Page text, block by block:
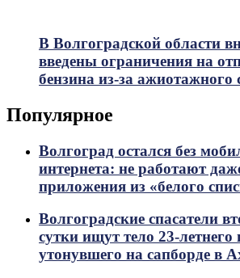
В Волгоградской области
введены ограничения на
бензина из-за ажиотажного
Популярное
Волгоград остался без
интернета: не работают
приложения из «белого
Волгоградские спасатели
сутки ищут тело 23-летнего
утонувшего на сапборде в